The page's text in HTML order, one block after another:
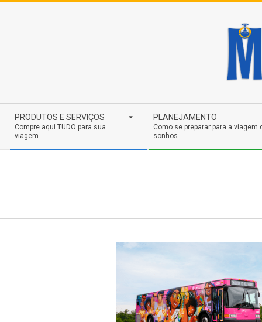
Navigation
Menu
PRODUTOS E SERVIÇOS
Compre aqui TUDO para sua
viagem
PLANEJAMENTO
Como se preparar para a viagem
sonhos